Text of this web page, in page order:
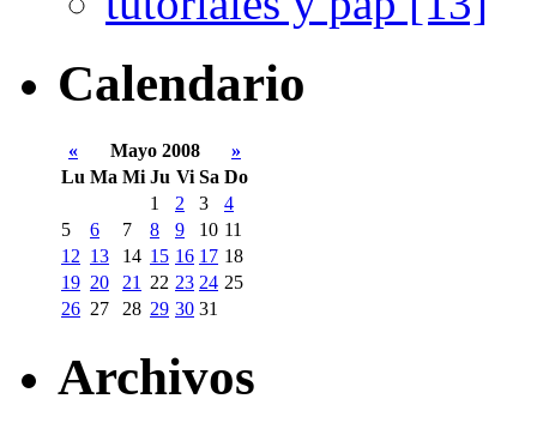
Calendario
« Mayo 2008
»
Lu Ma Mi Ju Vi Sa Do
1
2 3
4
5
6 7 8 9 10 11
12 13 14 15 16 17 18
19 20 21 22 23 24 25
26 27 28 29 30 31
Archivos